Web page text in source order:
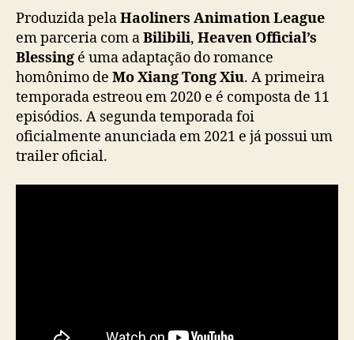
n
d
a
t
e
m
p
o
d
Please stay tuned !#bilibilithailand
https://t.co/KWK56928kX
— 天官赐福动画官方 (@TGCF_Official)July 22,
2023
Produzida pelaHaoliners Animation League
em parceria com aBilibili, Heaven Official’s
Blessing é uma adaptação do romance
homônimo de Mo Xiang Tong Xiu. A primeira
temporada estreou em 2020 e é composta de 11
episódios. A segunda temporada foi
oficialmente anunciada em 2021 e já possui um
trailer oficial.